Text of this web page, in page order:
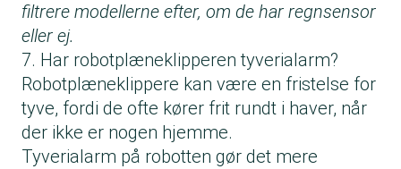
filtrere modellerne efter, om de har regnsensor
eller ej.
7. Har robotplæneklipperen tyverialarm?
Robotplæneklippere kan være en fristelse for
tyve, fordi de ofte kører frit rundt i haver, når
der ikke er nogen hjemme.
Tyverialarm på robotten gør det mere